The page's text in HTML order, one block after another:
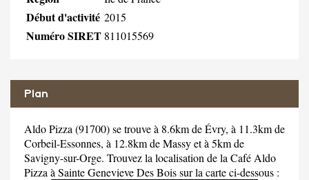
Début d'activité 2015
Numéro SIRET 811015569
Plan
Aldo Pizza (91700) se trouve à 8.6km de Évry, à 11.3km de
Corbeil-Essonnes, à 12.8km de Massy et à 5km de
Savigny-sur-Orge. Trouvez la localisation de la Café Aldo
Pizza à Sainte Genevieve Des Bois sur la carte ci-dessous :